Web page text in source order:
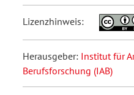
Lizenzhinweis:
Herausgeber: Institut für
Berufsforschung (IAB)